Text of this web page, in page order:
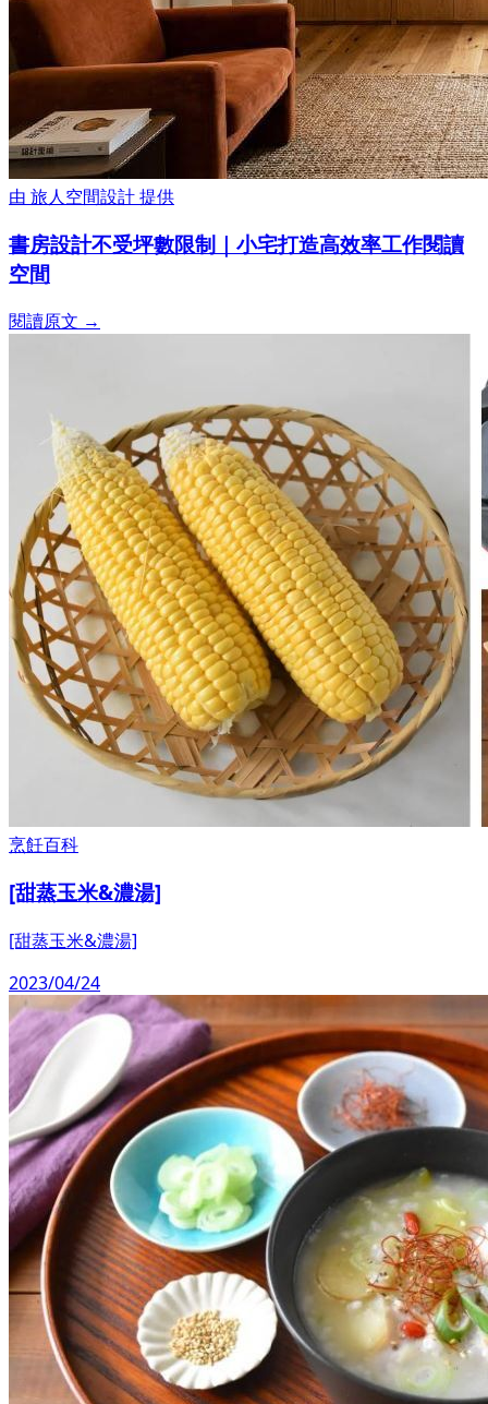
由 旅人空間設計提供
書房設計不受坪數限制｜小宅打造高效率工作閱讀
空間
閱讀原文 →
烹飪百科
[甜蒸玉米&濃湯]
[甜蒸玉米&濃湯]
2023/04/24